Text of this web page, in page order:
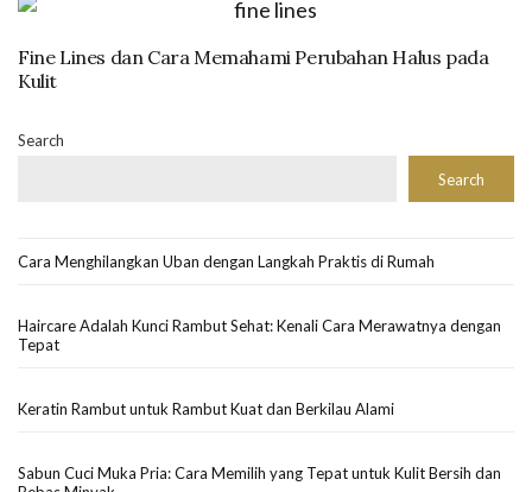
Fine Lines dan Cara Memahami Perubahan Halus pada
Kulit
Search
Search
Cara Menghilangkan Uban dengan Langkah Praktis di Rumah
Haircare Adalah Kunci Rambut Sehat: Kenali Cara Merawatnya dengan
Tepat
Keratin Rambut untuk Rambut Kuat dan Berkilau Alami
Sabun Cuci Muka Pria: Cara Memilih yang Tepat untuk Kulit Bersih dan